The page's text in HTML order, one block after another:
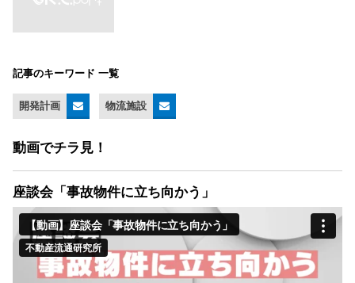
記事のキーワード 一覧
開発計画 物流施設
動画でチラ見！
座談会「事故物件に立ち向かう」